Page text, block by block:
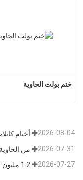
ختم بولت الحاوية
2026-08-04
2026-07-31
2026-07-27